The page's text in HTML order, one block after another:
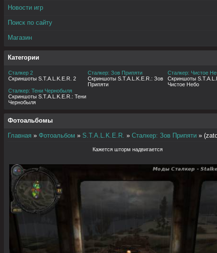
Новости игр
Поиск по сайту
Магазин
Категории
Сталкер 2
Скриншоты S.T.A.L.K.E.R. 2
Сталкер: Зов Припяти
Скриншоты S.T.A.L.K.E.R.: Зов
Припяти
Сталкер: Чистое
Скриншоты
Чистое Небо
Сталкер: Тени Чернобыля
Скриншоты S.T.A.L.K.E.R.: Тени
Чернобыля
Фотоальбомы
Главная » Фотоальбом » S.T.A.L.K.E.R. » Сталкер: Зов Припяти »
Кажется шторм надвигается